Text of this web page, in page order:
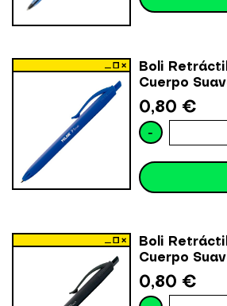
Boli
Cuerpo
0,80 €
-
Boli
Cuerpo
0,80 €